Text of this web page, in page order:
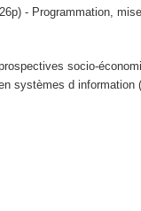
- Programmation,
socio-
systèmes d information